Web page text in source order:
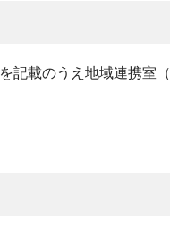
を記載のうえ地域連携室（